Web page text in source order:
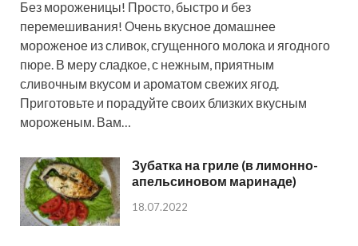
Без мороженицы! Просто, быстро и без
перемешивания! Очень вкусное домашнее
мороженое из сливок, сгущенного молока и ягодного
пюре. В меру сладкое, с нежным, приятным
сливочным вкусом и ароматом свежих ягод.
Приготовьте и порадуйте своих близких вкусным
мороженым. Вам…
Зубатка на гриле (в лимонно-
апельсиновом маринаде)
18.07.2022